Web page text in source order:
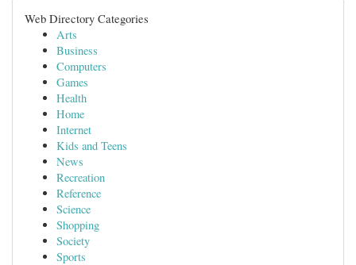
Web Directory Categories
Arts
Business
Computers
Games
Health
Home
Internet
Kids and Teens
News
Recreation
Reference
Science
Shopping
Society
Sports